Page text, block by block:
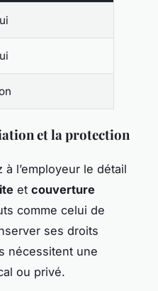
et la protection
l’employeur le détail
et couverture
comme celui de
ses droits
nécessitent une
ou privé.